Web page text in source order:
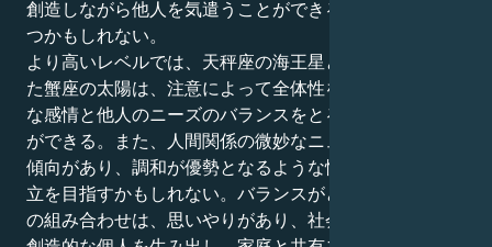
創造しながら他人を気遣うことができるものに興味を持
つかもしれない。
より高いレベルでは、天秤座の海王星と一緒に配置され
た蟹座の太陽は、注意によって全体性を発見し、個人的
な感情と他人のニーズのバランスをとることを学ぶこと
ができる。また、人間関係の微妙なニュアンスに気づく
傾向があり、調和が優勢となるような情緒的安心感の確
立を目指すかもしれない。バランスがとれていれば、こ
の組み合わせは、思いやりがあり、社会的意識が高く、